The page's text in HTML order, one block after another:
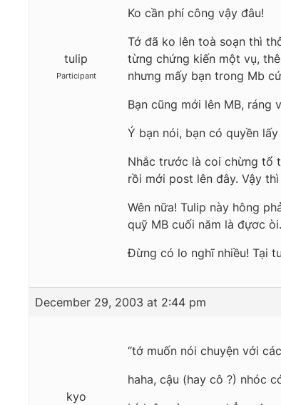
tulip
Participant
Ko cần phí công vậy đâu!
Tớ đã ko lên toà soạn thì
từng chứng kiến một vụ,
nhưng mấy bạn trong Mb
Bạn cũng mới lên MB, ráng
Ý bạn nói, bạn có quyền
Nhắc trước là coi chừng tổ
rồi mới post lên đây. Vậy
Wên nữa! Tulip này hông
quỹ MB cuối năm là đựơc
Đừng có lo nghĩ nhiều! Tại
December 29, 2003 at 2:44 pm
kyo
“tớ muốn nói chuyện với
haha, cậu (hay cô ?) nhóc